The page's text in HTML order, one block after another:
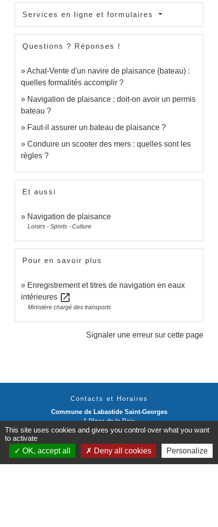
Services en ligne et formulaires
Questions ? Réponses !
Achat-Vente d'un navire de plaisance (bateau) :
quelles formalités accomplir ?
Navigation de plaisance : doit-on avoir un permis
bateau ?
Faut-il assurer un bateau de plaisance ?
Conduire un scooter des mers : quelles sont les
règles ?
Et aussi
Navigation de plaisance
Loisirs - Sports - Culture
Pour en savoir plus
Enregistrement et titres de navigation en eaux
intérieures open_in_new
Ministère chargé des transports
Signaler une erreur sur cette page
Contacts et Horaires
Commune de Labastide Saint-Georges
1 Place de la Paix
81500 Labastide-Saint-Georges - FRANCE
Contact par formulaire
This site uses cookies and gives you control over what you want
to activate
OK, accept all
Deny all cookies Personalize